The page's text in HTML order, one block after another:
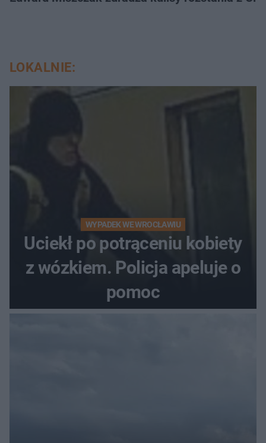
LOKALNIE:
WYPADEK WE WROCŁAWIU
Uciekł po potrąceniu kobiety
z wózkiem. Policja apeluje o
pomoc